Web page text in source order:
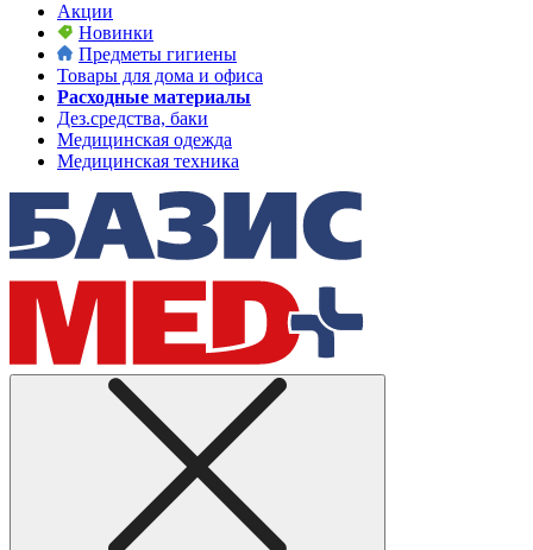
Акции
Новинки
Предметы гигиены
Товары для дома и офиса
Расходные материалы
Дез.средства, баки
Медицинская одежда
Медицинская техника